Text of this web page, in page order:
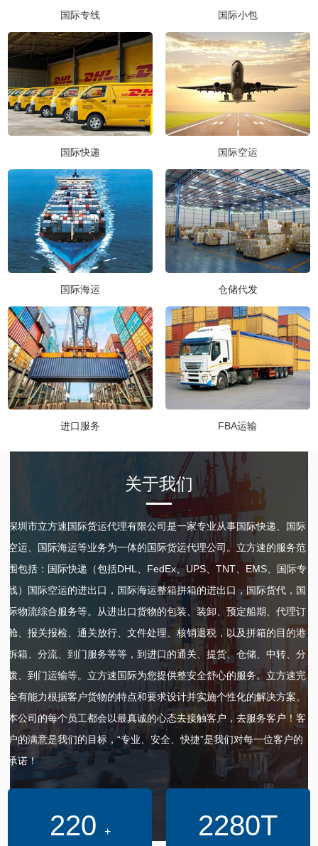
国际专线 国际小包
国际快递 国际空运
国际海运 仓储代发
进口服务 FBA运输
关于我们
深圳市立方速国际货运代理有限公司是一家专业从事国际快递、国际
空运、
国际海运等业务为一体的国际货运代理公司。立方速的服务范
围包括：国际快递（包括DHL、FedEx、UPS、TNT、EMS、国际专
线）国际空运的进出口，国际海运整箱拼箱的进出口，国际货代，国
际物流综合服务等。从进出口货物的包装、装卸、预定船期、代理订
舱、报关报检、通关放行、文件处理、核销退税，以及拼箱的目的港
拆箱、分流、到门服务等等，到进口的通关、提货、仓储、中转、分
拨、到门运输等。立方速国际为您提供整安全舒心的服务。立方速完
全有能力根据客户货物的特点和要求设计并实施个性化的解决方案。
本公司的每个员工都会以最真诚的心态去接触客户，去服务客户！客
户的满意是我们的目标，“专业、安全、快捷”是我们对每一位客户的
承诺！
220 + 2280T